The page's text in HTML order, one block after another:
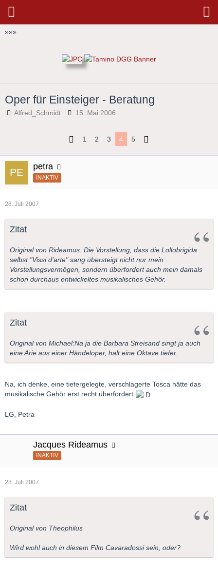
»»»
Oper für Einsteiger - Beratung
Alfred_Schmidt 15. Mai 2006
1 2 3 4 5
petra
INAKTIV
28. Juli 2007
Zitat
Original von Rideamus: Die Vorstellung, dass die Lollobrigida
selbst "Vissi d'arte" sang übersteigt nicht nur mein
Vorstellungsvermögen, sondern überfordert auch mein damals
schon durchaus entwickeltes musikalisches Gehör.
Zitat
Original von Michael:Na ja die Barbara Streisand singt ja auch
eine Arie aus einer Händeloper, halt eine Oktave tiefer.
Na, ich denke, eine tiefergelegte, verschlagerte Tosca hätte das
musikalische Gehör erst recht überfordert
LG, Petra
Jacques Rideamus
INAKTIV
28. Juli 2007
Zitat
Original von Theophilus
Wird wohl auch in diesem Film Cavaradossi sein, oder?